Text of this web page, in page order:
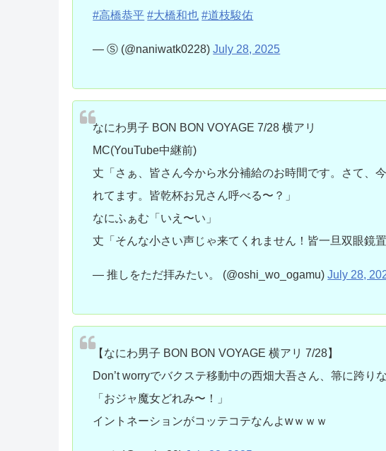
#高橋恭平 #大橋和也 #道枝駿佑
— Ⓢ (@naniwatk0228)July 28, 2025
なにわ男子 BON BON VOYAGE 7/28 横アリ
MC(YouTube中継前)
丈「さぁ、皆さん今から水分補給のお時間です。さて、
れてます。皆乾杯お兄さん呼べる〜？」
なにふぁむ「いえ〜い」
丈「そんな小さい声じゃ来てくれません！皆一旦双眼鏡置
— 推しをただ拝みたい。 (@oshi_wo_ogamu)July 28,
【なにわ男子 BON BON VOYAGE 横アリ 7/28】
Don’t worryでバクステ移動中の西畑大吾さん、箒に跨り
「おジャ魔女どれみ〜！」
イントネーションがコッテコテなんよwｗｗｗ